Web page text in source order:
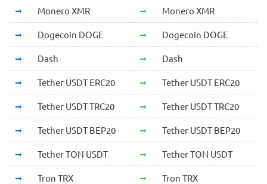
Monero XMR Monero XMR
Dogecoin DOGE Dogecoin DOGE
Dash Dash
Tether USDT ERC20 Tether USDT ERC20
Tether USDT TRC20 Tether USDT TRC20
Tether USDT BEP20 Tether USDT BEP20
Tether TON USDT Tether TON USDT
Tron TRX Tron TRX